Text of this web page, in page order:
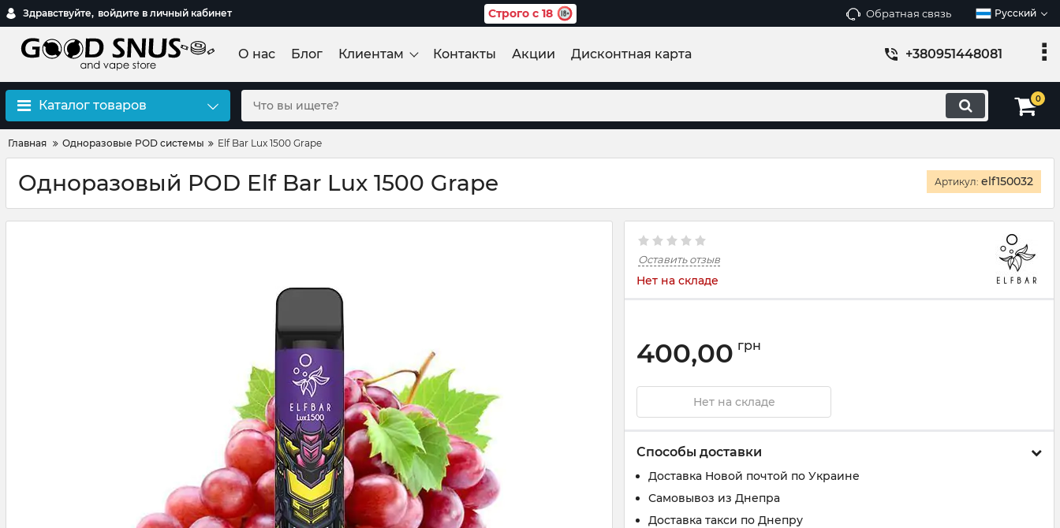
Здравствуйте, войдите в личный кабинет Строго с 18 Обратная связь Русский
О нас Блог Клиентам Контакты Акции Дисконтная карта +380951448081
Каталог товаров 0
Главная Одноразовые POD системы Elf Bar Lux 1500 Grape
Одноразовый POD Elf Bar Lux 1500 Grape Артикул: elf150032
Оставить отзыв
Нет на складе
400,00 грн
Нет на складе
Способы доставки
Доставка Новой почтой по Украине
Самовывоз из Днепра
Доставка такси по Днепру